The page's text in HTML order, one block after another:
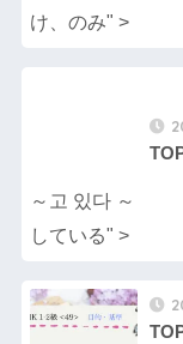
け、のみ" >
～고 있다 ～
している" >
TOPIK